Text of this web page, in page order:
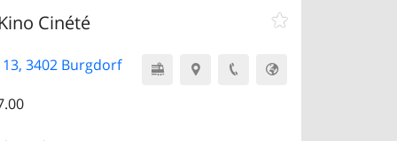
Cinété
3402 Burgdorf